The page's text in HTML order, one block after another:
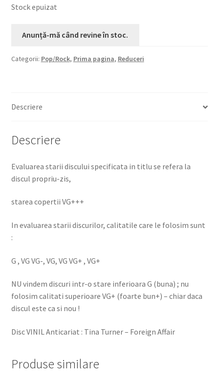
Stock epuizat
Categorii: Pop/Rock, Prima pagina, Reduceri
Descriere
Descriere
Evaluarea starii discului specificata in titlu se refera la
discul propriu-zis,
starea copertii VG+++
In evaluarea starii discurilor, calitatile care le folosim sunt
:
G , VG VG-, VG, VG VG+ , VG+
NU vindem discuri intr-o stare inferioara G (buna) ; nu
folosim calitati superioare VG+ (foarte bun+) – chiar daca
discul este ca si nou !
Disc VINIL Anticariat : Tina Turner – Foreign Affair
Produse similare